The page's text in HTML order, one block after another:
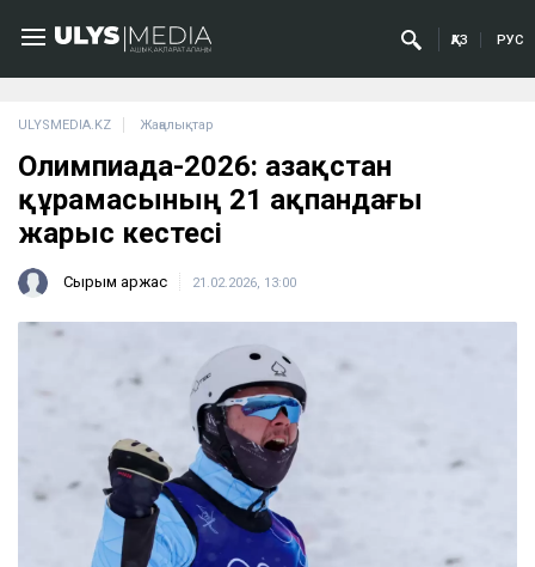
ҚАЗ РУС
ULYSMEDIA.KZ Жаңалықтар
Олимпиада-2026: Қазақстан
құрамасының 21 ақпандағы
жарыс кестесі
Сырым Қаржас 21.02.2026, 13:00